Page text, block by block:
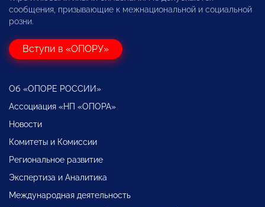
сообщения, призывающие к межнациональной и социальной
розни.
Вступи в «ОПОРУ»
Об «ОПОРЕ РОССИИ»
Ассоциация «НП «ОПОРА»
Новости
Комитеты и Комиссии
Региональное развитие
Экспертиза и Аналитика
Международная деятельность